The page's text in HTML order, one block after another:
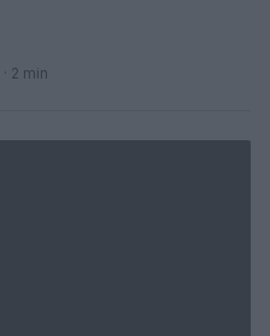
· 2 min